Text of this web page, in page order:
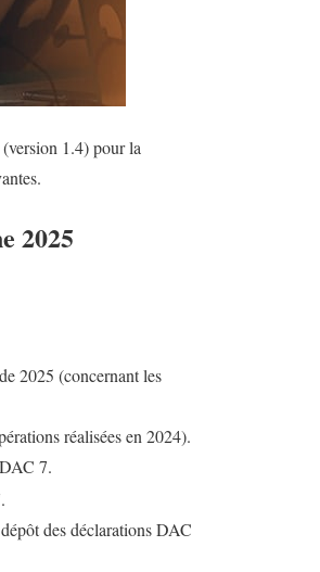
1.4) pour la
2025
2025 (concernant les
réalisées en 2024).
7.
des déclarations DAC